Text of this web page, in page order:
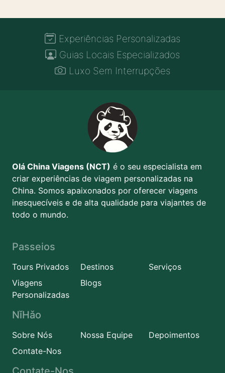
Experiências Personalizadas
Guias Locais Especializados
Luxo Sem Interrupções
Olá China Viagens (NCT) é o seu especialista em
criar experiências de viagem personalizadas na
China. Somos apaixonados por oferecer viagens
inesquecíveis e de alta qualidade para viajantes de
todo o mundo.
Passeios
Tours Privados Destinos
Serviços
Viagens
Personalizadas
Blogs
NǐHǎo
Sobre Nós Nossa Equipe
Depoimentos
Contate-Nos